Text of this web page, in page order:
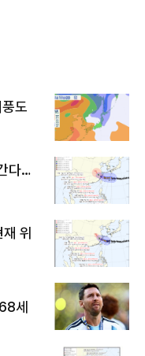
도
다…
위
세